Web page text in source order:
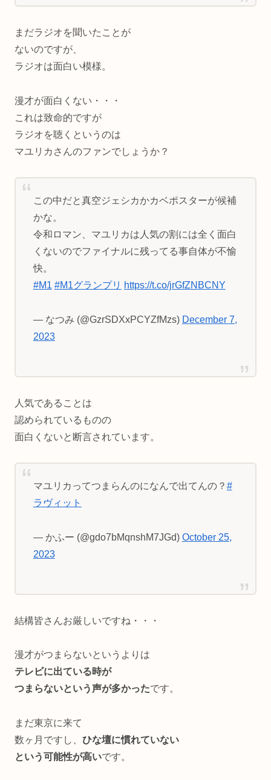
まだラジオを聞いたことが
ないのですが、
ラジオは面白い模様。
漫才が面白くない・・・
これは致命的ですが
ラジオを聴くというのは
マユリカさんのファンでしょうか？
この中だと真空ジェシカかカベポスターが候補
かな。
令和ロマン、マユリカは人気の割には全く面白
くないのでファイナルに残ってる事自体が不愉
快。
#M1 #M1グランプリ https://t.co/jrGfZNBCNY
— なつみ (@GzrSDXxPCYZfMzs) December 7,
2023
人気であることは
認められているものの
面白くないと断言されています。
マユリカってつまらんのになんで出てんの？ #
ラヴィット
— かふー (@gdo7bMqnshM7JGd) October 25,
2023
結構皆さんお厳しいですね・・・
漫才がつまらないというよりは
テレビに出ている時が
つまらないという声が多かったです。
まだ東京に来て
数ヶ月ですし、 ひな壇に慣れていない
という可能性が高いです。